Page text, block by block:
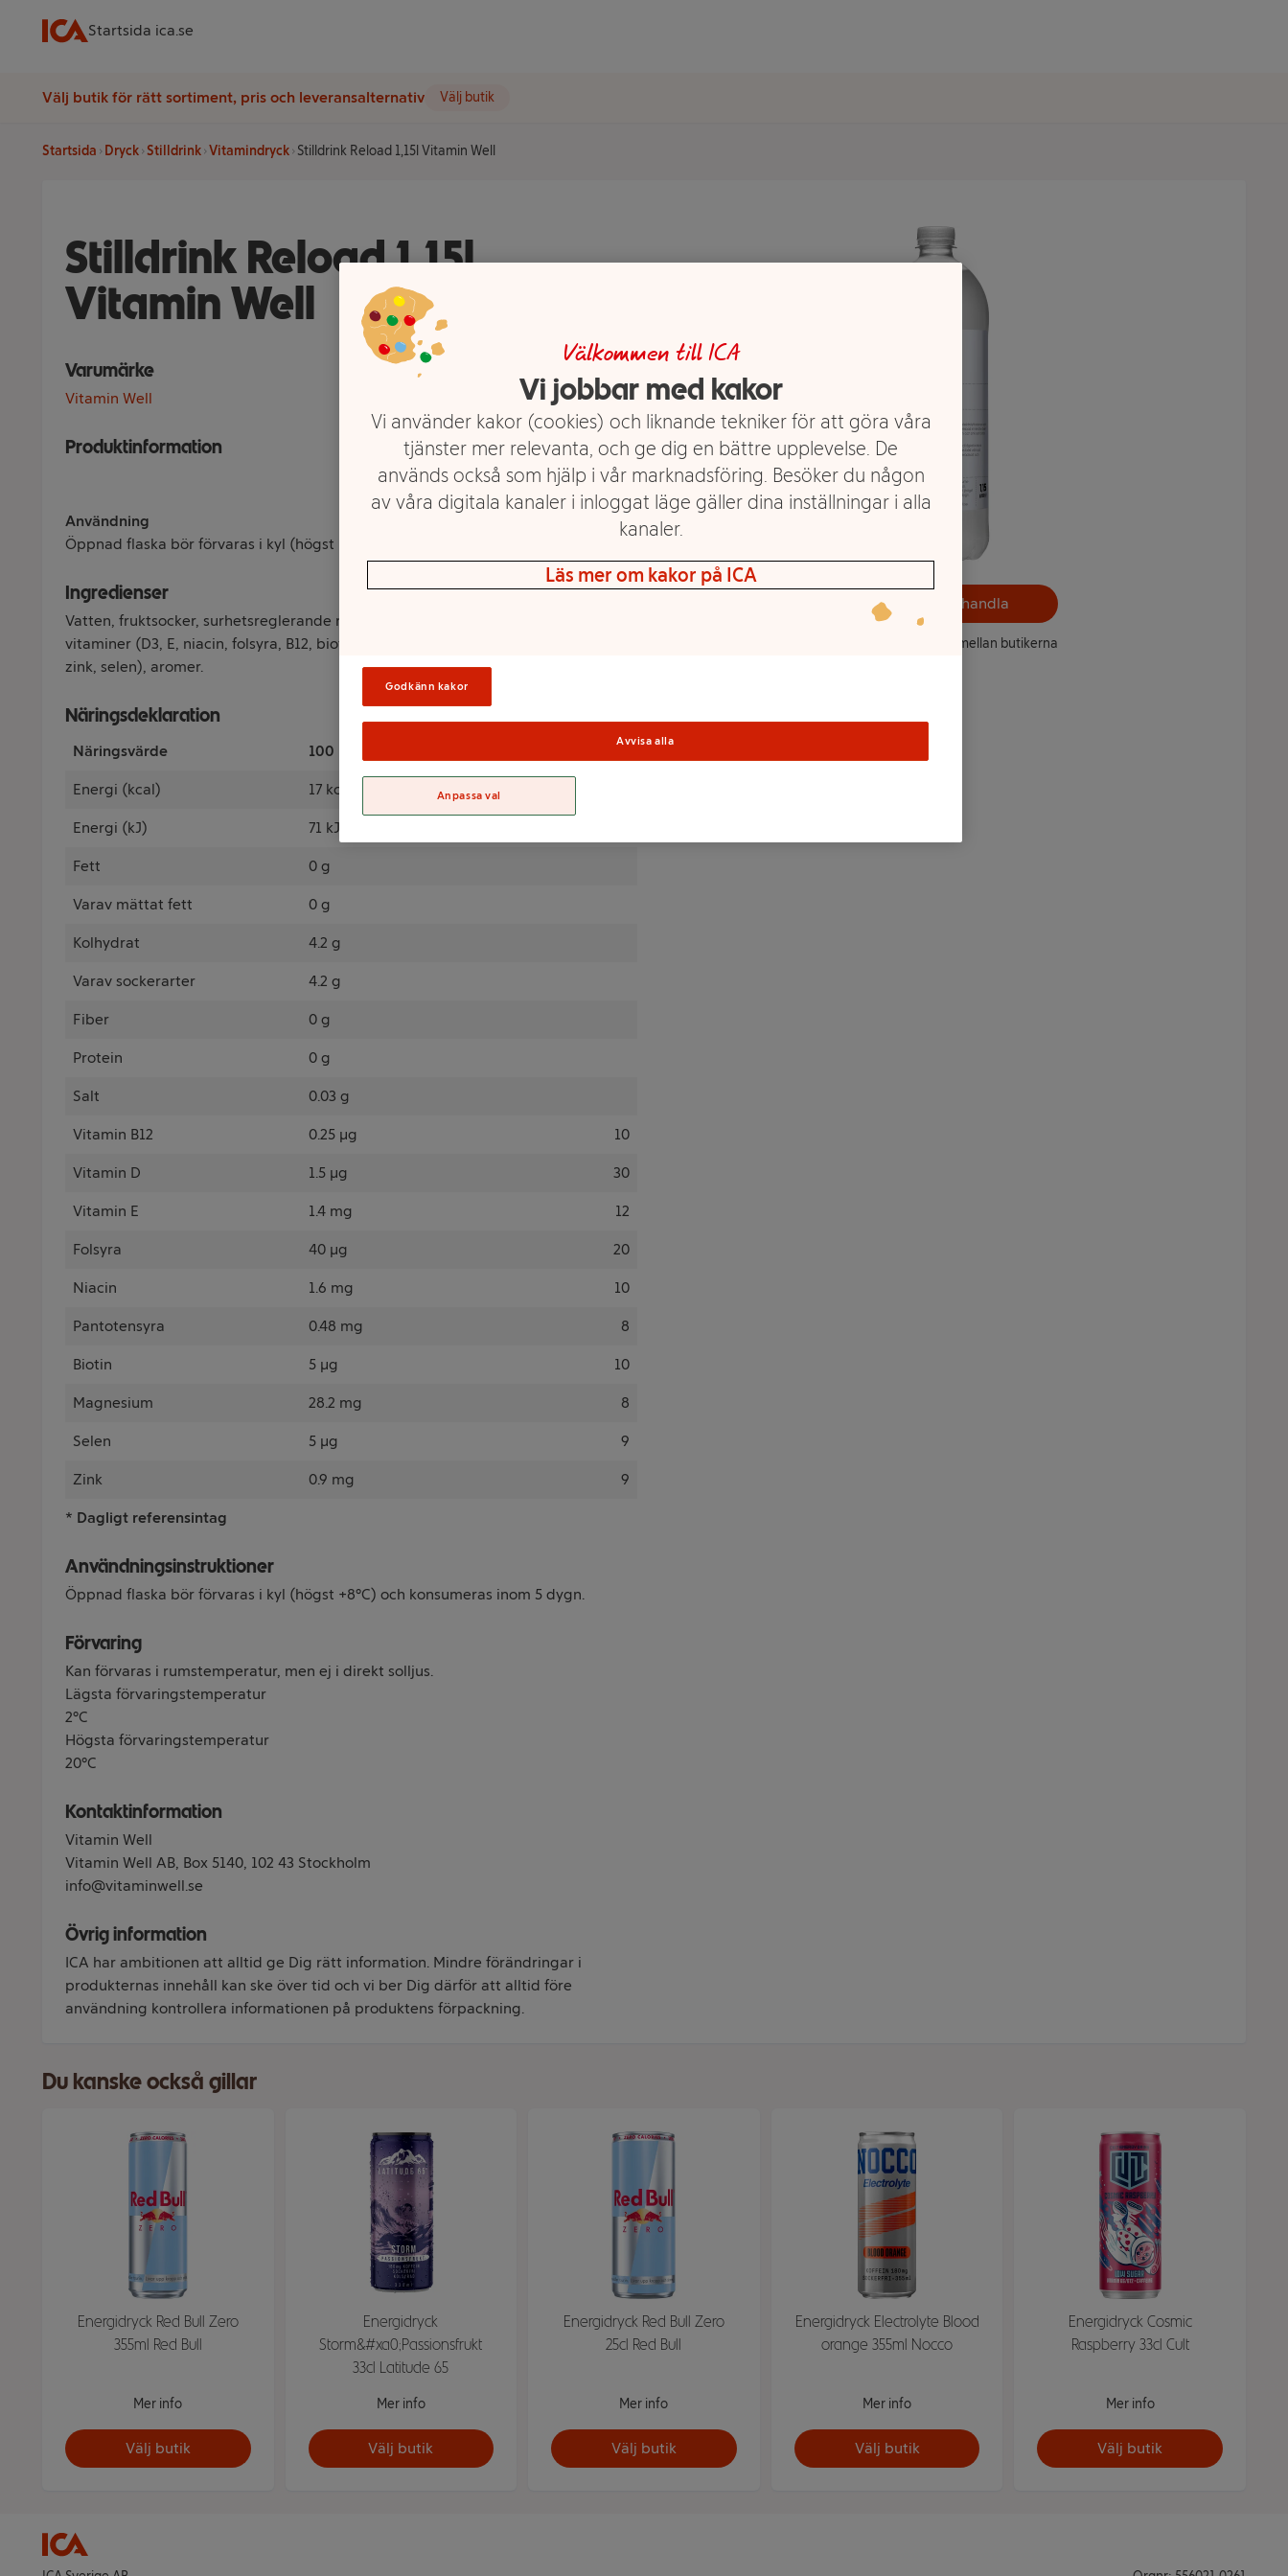
Startsida ica.se
Välj butik för rätt sortiment, pris och leveransalternativ Välj butik
Startsida Dryck Stilldrink Vitamindryck Stilldrink Reload 1,15l Vitamin Well
Stilldrink Reload 1,15l
Vitamin Well
Varumärke
Vitamin Well
Produktinformation
Användning
Öppnad flaska bör förvaras i kyl (högst +8°C) och konsumeras inom 5 dygn.
Ingredienser
Vatten, fruktsocker, surhetsreglerande medel (citronsyra, kalciumkarbonat),
vitaminer (D3, E, niacin, folsyra, B12, biotin, pantotensyra), mineraler (magnesium,
zink, selen), aromer.
Näringsdeklaration
Näringsvärde 100 Milliliter % av DRI(*)
Energi (kcal) 17 kcal
Energi (kJ) 71 kJ
Fett 0 g
Varav mättat fett 0 g
Kolhydrat 4.2 g
Varav sockerarter 4.2 g
Fiber 0 g
Protein 0 g
Salt 0.03 g
Vitamin B12 0.25 µg 10
Vitamin D 1.5 µg 30
Vitamin E 1.4 mg 12
Folsyra 40 µg 20
Niacin 1.6 mg 10
Pantotensyra 0.48 mg 8
Biotin 5 µg 10
Magnesium 28.2 mg 8
Selen 5 µg 9
Zink 0.9 mg 9
* Dagligt referensintag
Användningsinstruktioner
Öppnad flaska bör förvaras i kyl (högst +8°C) och konsumeras inom 5 dygn.
Förvaring
Kan förvaras i rumstemperatur, men ej i direkt solljus.
Lägsta förvaringstemperatur
2°C
Högsta förvaringstemperatur
20°C
Kontaktinformation
Vitamin Well
Vitamin Well AB, Box 5140, 102 43 Stockholm
info@vitaminwell.se
Övrig information
ICA har ambitionen att alltid ge Dig rätt information. Mindre förändringar i
produkternas innehåll kan ske över tid och vi ber Dig därför att alltid före
användning kontrollera informationen på produktens förpackning.
Välj butik och handla
Sortimentet kan variera mellan butikerna
Du kanske också gillar
Energidryck Red Bull Zero
355ml Red Bull
Mer info
Välj butik
Energidryck
Storm&#xa0;Passionsfrukt
33cl Latitude 65
Mer info
Välj butik
Energidryck Red Bull Zero
25cl Red Bull
Mer info
Välj butik
Energidryck Electrolyte Blood
orange 355ml Nocco
Mer info
Välj butik
Energidryck Cosmic
Raspberry 33cl Cult
Mer info
Välj butik
Välkommen till ICA
Vi jobbar med kakor
Vi använder kakor (cookies) och liknande tekniker för att göra våra
tjänster mer relevanta, och ge dig en bättre upplevelse. De
används också som hjälp i vår marknadsföring. Besöker du någon
av våra digitala kanaler i inloggat läge gäller dina inställningar i alla
kanaler.
Läs mer om kakor på ICA
Godkänn kakor
Avvisa alla
Anpassa val